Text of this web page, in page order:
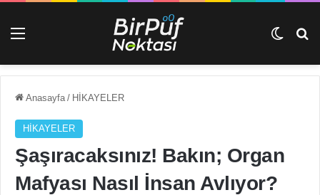
Menü Dış
Anasayfa / HİKAYELER
HİKAYELER
Şaşıracaksınız! Bakın; Organ
Mafyası Nasıl İnsan Avlıyor?